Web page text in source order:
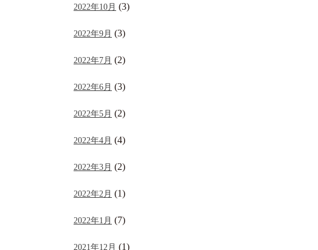
2022年10月 (3)
2022年9月 (3)
2022年7月 (2)
2022年6月 (3)
2022年5月 (2)
2022年4月 (4)
2022年3月 (2)
2022年2月 (1)
2022年1月 (7)
2021年12月 (1)